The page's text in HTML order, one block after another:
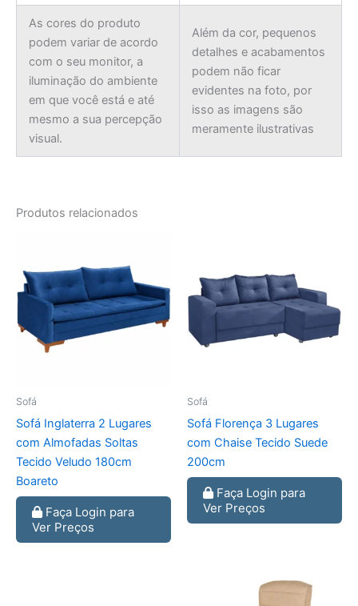
As cores do produto
podem variar de acordo
com o seu monitor, a
iluminação do ambiente
em que você está e até
mesmo a sua percepção
visual.
Além da cor, pequenos
detalhes e acabamentos
podem não ficar
evidentes na foto, por
isso as imagens são
meramente ilustrativas
Produtos relacionados
Sofá
Sofá Inglaterra 2 Lugares
com Almofadas Soltas
Tecido Veludo 180cm
Boareto
Faça Login para
Ver Preços
Sofá
Sofá Florença 3 Lugares
com Chaise Tecido Suede
200cm
Faça Login para
Ver Preços